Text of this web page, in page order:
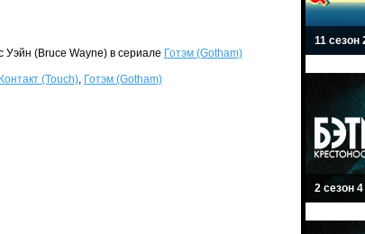
(Bruce Wayne) в сериале Готэм (Gotham)
Контакт (Touch), Готэм (Gotham)
11 сезон
2 сезон